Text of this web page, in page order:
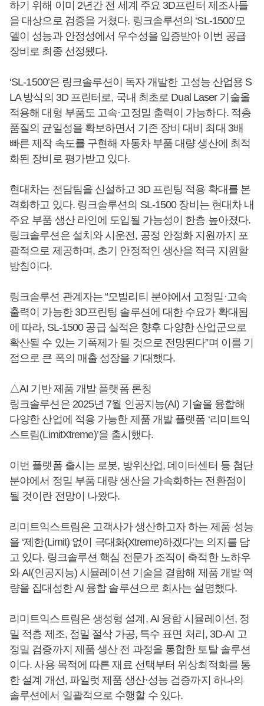
하기 위해 이미 2년간 전 세계 주요 3D프린터 제조사들
을 대상으로 검증을 거쳤다. 링크솔루션의 ‘SL-1500’모
델이 성능과 안정성에서 우수성을 입증받아 이번 공급
장비로 최종 선정됐다.
‘SL-1500’은 링크솔루션이 독자 개발한 고성능 산업용 S
LA 방식의 3D 프린터로, 국내 최초로 Dual Laser 기술을
적용해 대형 부품도 고속·고정밀 출력이 가능하다. 적층
품질의 균일성을 확보하면서 기존 장비 대비 최대 3배
빠른 제작 속도를 구현해 자동차 부품 대량 생산에 최적
화된 장비로 평가받고 있다.
현대차는 전담팀을 신설하고 3D 프린팅 적용 확대를 본
격화하고 있다. 링크솔루션의 SL-1500 장비는 현대차 내
주요 부품 생산 라인에 도입될 가능성이 한층 높아졌다.
링크솔루션은 설치와 시운전, 공정 안정화 지원까지 포
괄적으로 제공하며, 초기 안정적인 생산을 적극 지원할
방침이다.
링크솔루션 관계자는 “모빌리티 분야에서 고정밀·고속
출력이 가능한 3D프린팅 솔루션에 대한 수요가 확대됨
에 따라, SL-1500 공급 실적은 향후 다양한 산업군으로
확산될 수 있는 기폭제가 될 것으로 전망된다”며 이를 기
점으로 큰 폭의 매출 성장을 기대했다.
△AI 기반 제품 개발 플랫폼 론칭
링크솔루션은 2025년 7월 인공지능(AI) 기술을 융합해
다양한 산업에 적용 가능한 제품 개발 플랫폼 ‘리미트익
스트림(LimitXtreme)’을 출시했다.
이번 플랫폼 출시는 로봇, 방위산업, 데이터센터 등 첨단
분야에서 정밀 부품 대량 생산을 가속화하는 전환점이
될 것이란 전망이 나왔다.
리미트익스트림은 고객사가 생산하고자 하는 제품 성능
을 ‘제한(Limit) 없이 극대화(Xtreme)하겠다’는 의지를 담
고 있다. 링크솔루션 핵심 전문가 조직이 축적한 노하우
와 AI(인공지능) 시뮬레이션 기술을 결합해 제품 개발 역
량을 집대성한 AI 융합 솔루션으로 회사는 설명했다.
리미트익스트림은 생성형 설계, AI 융합 시뮬레이션, 정
밀 적층 제조, 정밀 절삭 가공, 특수 표면 처리, 3D-AI 고
정밀 검증까지 제품 생산 전 과정을 통합한 토탈 솔루션
이다. 사용 목적에 따른 재료 선택부터 위상최적화를 통
한 설계 개선, 파일럿 제품 생산·성능 검증까지 하나의
솔루션에서 일괄적으로 수행할 수 있다.